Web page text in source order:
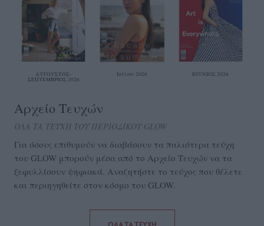
ΑΥΓΟΥΣΤΟΣ-
ΣΕΠΤΕΜΒΡΙΟΣ 2026
Ιούλιος 2026 ΙΟΥΝΙΟΣ 2026
Αρχείο Τευχών
ΟΛΑ ΤΑ ΤΕΥΧΗ ΤΟΥ ΠΕΡΙΟΔΙΚΟΥ GLOW
Για όσους επιθυμούν να διαβάσουν τα παλιότερα τεύχη
του GLOW μπορούν μέσα από το Aρχείο Τευχών να τα
ξεφυλλίσουν ψηφιακά. Αναζητήστε το τεύχος που θέλετε
και περιηγηθείτε στον κόσμο του GLOW.